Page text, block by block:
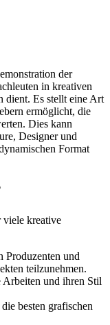
der
in kreativen
dient. Es stellt eine Art
ermöglicht, die
Dies kann
Designer und
Format
viele kreative
Produzenten und
teilzunehmen.
Arbeiten und ihren Stil
besten grafischen